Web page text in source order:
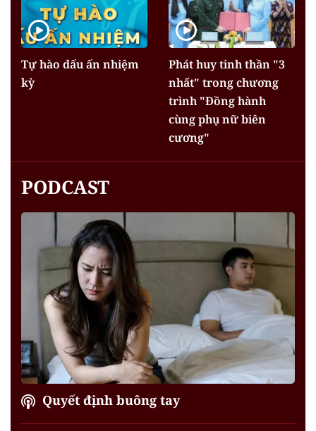
Tự hào dấu ấn nhiệm
kỳ
Phát huy tinh thần "3
nhất" trong chương
trình "Đồng hành
cùng phụ nữ biên
cương"
PODCAST
Quyết định buông tay